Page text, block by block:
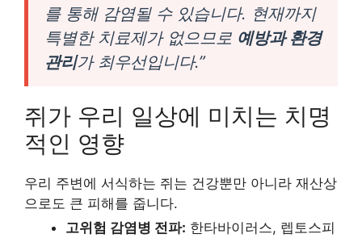
를 통해 감염될 수 있습니다. 현재까지
특별한 치료제가 없으므로 예방과 환경
관리가 최우선입니다.”
쥐가 우리 일상에 미치는 치명
적인 영향
우리 주변에 서식하는 쥐는 건강뿐만 아니라 재산상
으로도 큰 피해를 줍니다.
고위험 감염병 전파: 한타바이러스, 렙토스피